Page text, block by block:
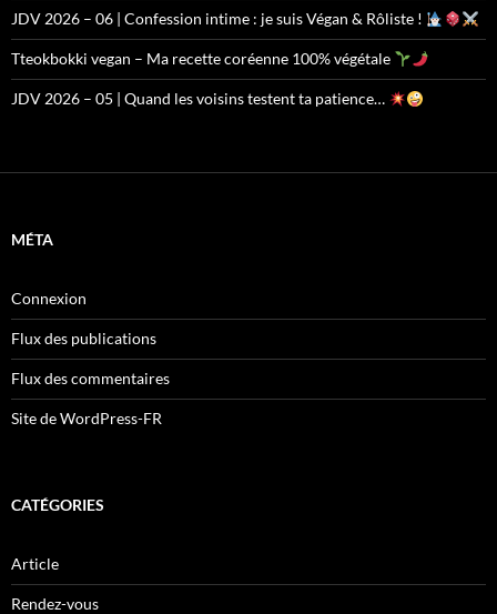
JDV 2026 – 06 | Confession intime : je suis Végan & Rôliste !
Tteokbokki vegan – Ma recette coréenne 100% végétale
JDV 2026 – 05 | Quand les voisins testent ta patience…
MÉTA
Connexion
Flux des publications
Flux des commentaires
Site de WordPress-FR
CATÉGORIES
Article
Rendez-vous